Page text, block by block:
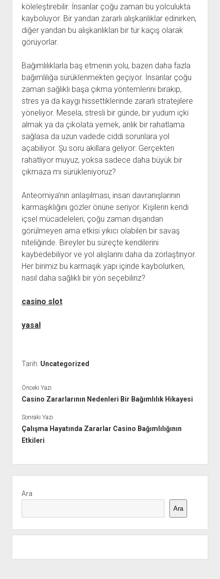
köleleştirebilir. İnsanlar çoğu zaman bu yolculukta
kayboluyor. Bir yandan zararlı alışkanlıklar edinirken,
diğer yandan bu alışkanlıkları bir tür kaçış olarak
görüyorlar.
Bağımlılıklarla baş etmenin yolu, bazen daha fazla
bağımlılığa sürüklenmekten geçiyor. İnsanlar çoğu
zaman sağlıklı başa çıkma yöntemlerini bırakıp,
stres ya da kaygı hissettiklerinde zararlı stratejilere
yöneliyor. Mesela, stresli bir günde, bir yudum içki
almak ya da çikolata yemek, anlık bir rahatlama
sağlasa da uzun vadede ciddi sorunlara yol
açabiliyor. Şu soru akıllara geliyor: Gerçekten
rahatlıyor muyuz, yoksa sadece daha büyük bir
çıkmaza mı sürükleniyoruz?
Anteomiya’nın anlaşılması, insan davranışlarının
karmaşıklığını gözler önüne seriyor. Kişilerin kendi
içsel mücadeleleri, çoğu zaman dışarıdan
görülmeyen ama etkisi yıkıcı olabilen bir savaş
niteliğinde. Bireyler bu süreçte kendilerini
kaybedebiliyor ve yol alışlarını daha da zorlaştırıyor.
Her birimiz bu karmaşık yapı içinde kaybolurken,
nasıl daha sağlıklı bir yön seçebiliriz?
casino slot
yasal
Tarih: Uncategorized
Önceki Yazı
Casino Zararlarının Nedenleri Bir Bağımlılık Hikayesi
Sonraki Yazı
Çalışma Hayatında Zararlar Casino Bağımlılığının
Etkileri
Menü
Ara
Ara